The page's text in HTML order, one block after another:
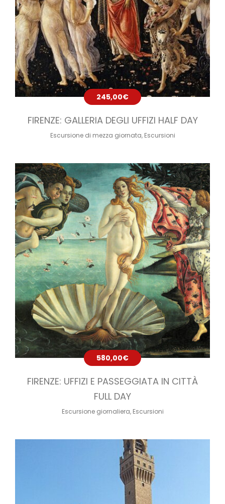
245,00€
FIRENZE: GALLERIA DEGLI UFFIZI HALF DAY
Escursione di mezza giornata, Escursioni
580,00€
FIRENZE: UFFIZI E PASSEGGIATA IN CITTÀ
FULL DAY
Escursione giornaliera, Escursioni